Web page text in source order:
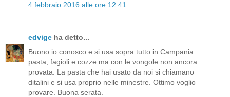
4 febbraio 2016 alle ore 12:41
edvige ha detto...
Buono io conosco e si usa sopra tutto in Campania
pasta, fagioli e cozze ma con le vongole non ancora
provata. La pasta che hai usato da noi si chiamano
ditalini e si usa proprio nelle minestre. Ottimo voglio
provare. Buona serata.